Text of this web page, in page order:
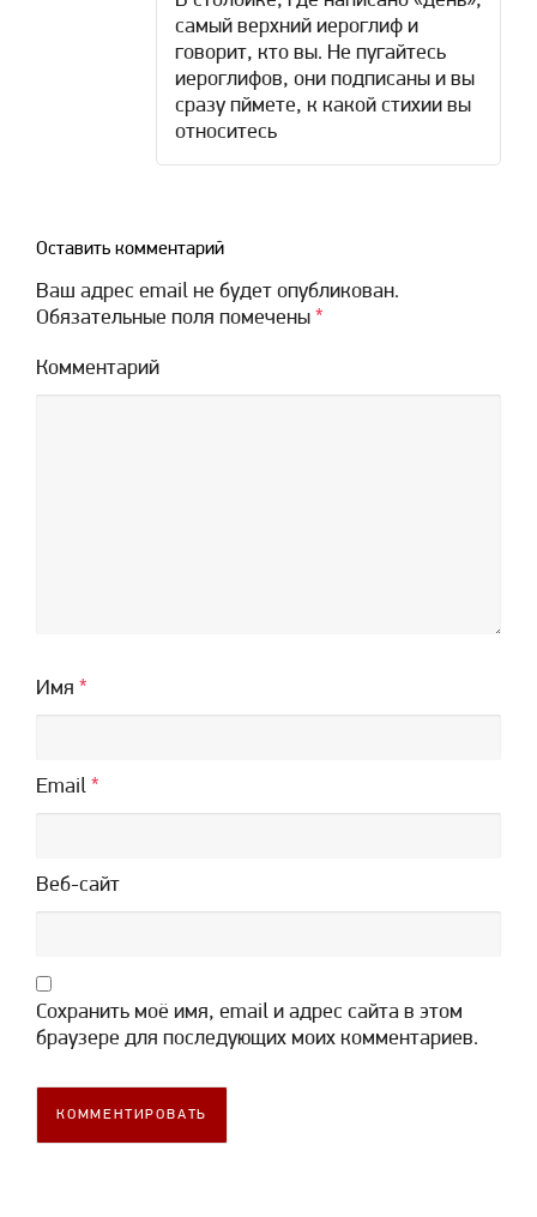
самый верхний иероглиф и
говорит, кто вы. Не пугайтесь
иероглифов, они подписаны и вы
сразу пймете, к какой стихии вы
относитесь
Оставить комментарий
Ваш адрес email не будет опубликован.
Обязательные поля помечены *
Комментарий
Имя *
Email *
Веб-сайт
Сохранить моё имя, email и адрес сайта в этом
браузере для последующих моих комментариев.